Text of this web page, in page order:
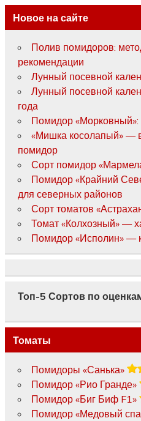
Новое на сайте
Полив помидоров:
рекомендации
Лунный посевной
Лунный посевной
года
Помидор «Морковный»:
«Мишка косолапый» —
помидор
Сорт помидор
Помидор «Крайний
для северных районов
Сорт томатов
Томат «Колхозный» —
Помидор «Исполин» —
Топ-5 Сортов по
Томаты
Помидоры «Санька»
Помидор «Рио Гранде»
Помидор «Биг Биф F1»
Помидор «Медовый